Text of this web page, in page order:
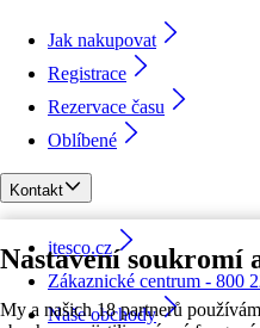
Nastavení soukromí
My a našich 18 partnerů
Jak nakupovat
Registrace
Rezervace času
Oblíbené
Kontakt
itesco.cz
Zákaznické centrum - 800
Naše obchody